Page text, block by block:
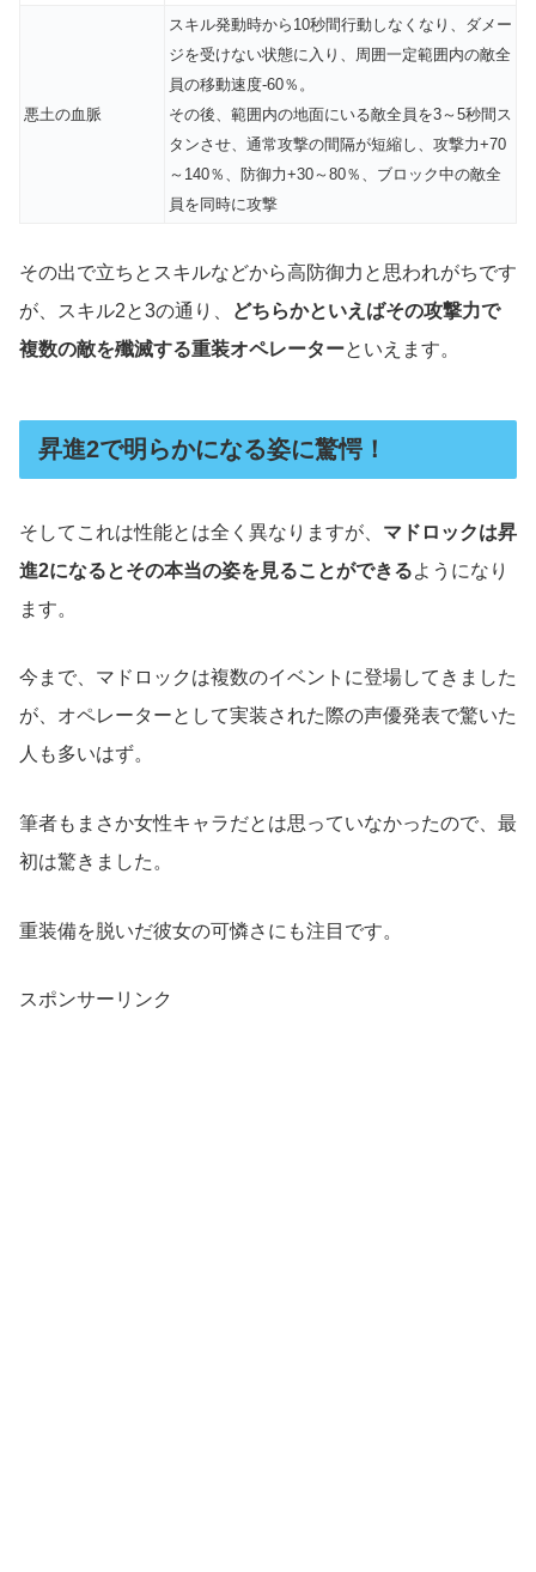
悪土の血脈
スキル発動時から10秒間行動しなくなり、ダメー
ジを受けない状態に入り、周囲一定範囲内の敵全
員の移動速度-60％。
その後、範囲内の地面にいる敵全員を3～5秒間ス
タンさせ、通常攻撃の間隔が短縮し、攻撃力+70
～140％、防御力+30～80％、ブロック中の敵全
員を同時に攻撃
その出で立ちとスキルなどから高防御力と思われがちです
が、スキル2と3の通り、
どちらかといえばその攻撃力で
複数の敵を殲滅する重装オペレーターといえます。
昇進2で明らかになる姿に驚愕！
そしてこれは性能とは全く異なりますが、 マドロックは昇
進2になるとその本当の姿を見ることができるようになり
ます。
今まで、マドロックは複数のイベントに登場してきました
が、オペレーターとして実装された際の声優発表で驚いた
人も多いはず。
筆者もまさか女性キャラだとは思っていなかったので、最
初は驚きました。
重装備を脱いだ彼女の可憐さにも注目です。
スポンサーリンク